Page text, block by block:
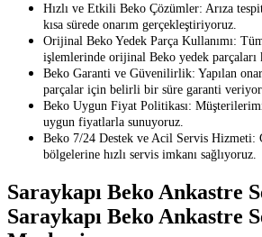
Hızlı ve Etkili Beko Çözümler: Arıza
kısa sürede onarım gerçekleştiriyoruz.
Orijinal Beko Yedek Parça Kullanımı:
işlemlerinde orijinal Beko yedek parçaları
Beko Garanti ve Güvenilirlik: Yapılan
parçalar için belirli bir süre garanti
Beko Uygun Fiyat Politikası:
uygun fiyatlarla sunuyoruz.
Beko 7/24 Destek ve Acil Servis Hizmeti:
bölgelerine hızlı servis imkanı sağlıyoruz.
Saraykapı Beko Ankastre
Saraykapı Beko Ankastre